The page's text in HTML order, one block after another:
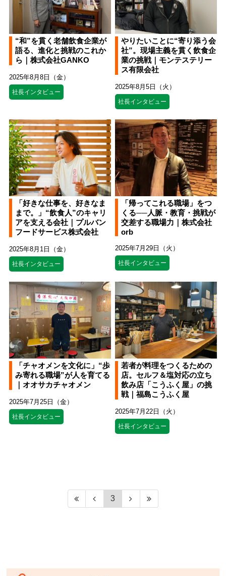
“和”を貫く老舗飲食企業が
語る、進化と挑戦のこれか
ら｜株式会社GANKO
2025年8月8日（金）
社長インタビュー
やりたいことに“寄り添う会
社”。現場主義を貫く飲食企
業の挑戦｜モンテステリー
ス有限会社
2025年8月5日（火）
社長インタビュー
「好きな仕事を、好きなま
まで。」“飲食人”のキャリ
アを支える会社｜プルバン
フードサービス株式会社
2025年8月1日（金）
社長インタビュー
「帰ってこれる職場」をつ
くる──人脈・教育・挑戦が
交差する職場力｜株式会社
orb
2025年7月29日（火）
社長インタビュー
「チャオメンを文化に」“歩
み寄れる職場”が人を育てる
｜オオサカチャオメン
2025年7月25日（金）
社長インタビュー
若者が料理をつくるための
店。セルフ＆塩対応の立ち
飲み店「こうふく屋」の挑
戦｜福島こうふく屋
2025年7月22日（火）
社長インタビュー
3